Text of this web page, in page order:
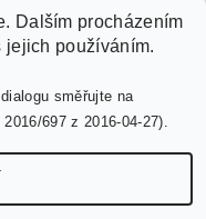
Dalším procházením
jejich používáním.
směřujte na
697 z 2016-04-27).